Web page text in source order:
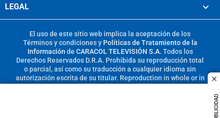
PUBLICIDAD
LEGAL
El uso de este sitio web implica la aceptación de los
Términos y condicionesy Políticas de Tratamiento de la
Información de CARACOL TELEVISIÓN S.A. Todos los
Derechos Reservados D.R.A. Prohibida su reproducción total
o parcial, así como su traducción a cualquier idioma sin
autorización escrita de su titular. Reproduction in whole or in